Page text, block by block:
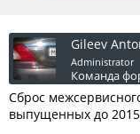
Gileev
Administrator
Команда
Сброс
выпущенных до 2015